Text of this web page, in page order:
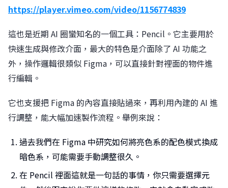
https://player.vimeo.com/video/1156774839
這也是近期 AI 圈蠻知名的一個工具：Pencil。它主要用於
快速生成與修改介面，最大的特色是介面除了 AI 功能之
外，操作邏輯很類似 Figma，可以直接針對裡面的物件進
行編輯。
它也支援把 Figma 的內容直接貼過來，再利用內建的 AI 進
行調整，能大幅加速製作流程。舉例來說：
過去我們在 Figma 中研究如何將亮色系的配色模式換成
暗色系，可能需要手動調整很久。
在 Pencil 裡面這就是一句話的事情，你只需要選擇元